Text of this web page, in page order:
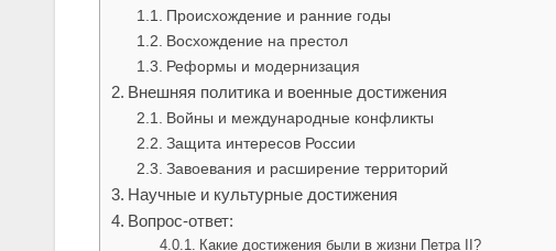
Происхождение и ранние годы
Восхождение на престол
Реформы и модернизация
Внешняя политика и военные достижения
Войны и международные конфликты
Защита интересов России
Завоевания и расширение территорий
Научные и культурные достижения
Вопрос-ответ:
Какие достижения были в жизни Петра II?